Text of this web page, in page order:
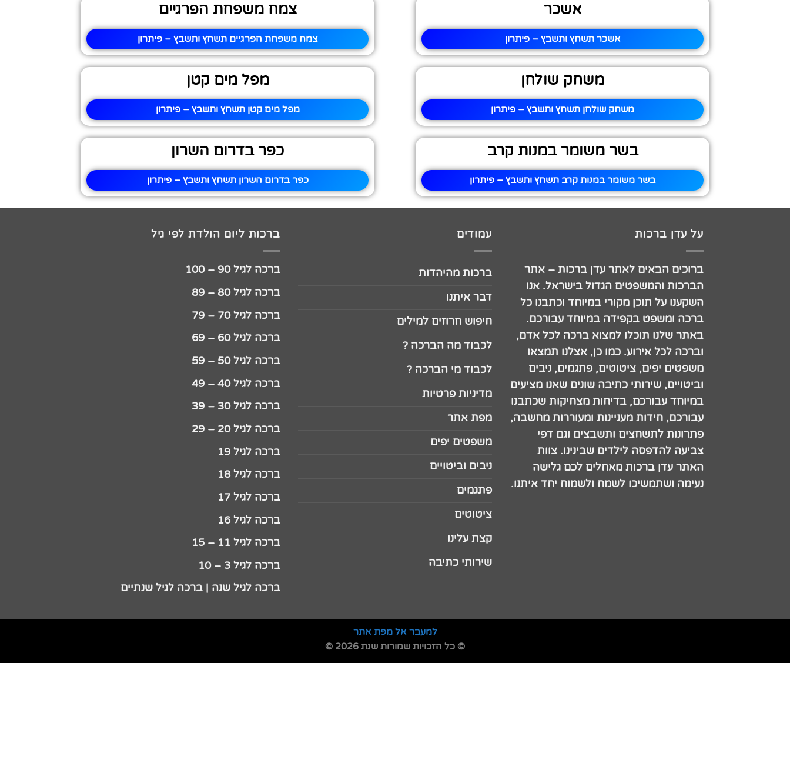
אשכר
אשכר תשחץ ותשבץ – פיתרון
צמח משפחת הפרגיים
צמח משפחת הפרגיים תשחץ ותשבץ – פיתרון
משחק שולחן
משחק שולחן תשחץ ותשבץ – פיתרון
מפל מים קטן
מפל מים קטן תשחץ ותשבץ – פיתרון
בשר משומר במנות קרב
בשר משומר במנות קרב תשחץ ותשבץ – פיתרון
כפר בדרום השרון
כפר בדרום השרון תשחץ ותשבץ – פיתרון
על עדן ברכות
ברוכים הבאים לאתר עדן ברכות – אתר
הברכות והמשפטים הגדול בישראל. אנו
השקענו על תוכן מקורי במיוחד וכתבנו כל
ברכה ומשפט בקפידה במיוחד עבורכם.
באתר שלנו תוכלו למצוא ברכה לכל אדם,
וברכה לכל אירוע. כמו כן, אצלנו תמצאו
משפטים יפים, ציטוטים, פתגמים, ניבים
וביטויים, שירותי כתיבה שונים שאנו מציעים
במיוחד עבורכם, בדיחות מצחיקות שכתבנו
עבורכם, חידות מעניינות ומעוררות מחשבה,
פתרונות לתשחצים ותשבצים וגם דפי
צביעה להדפסה לילדים שבינינו. צוות
האתר עדן ברכות מאחלים לכם גלישה
נעימה ושתמשיכו לשמח ולשמוח יחד איתנו.
עמודים
ברכות מהיהדות
דבר איתנו
חיפוש חרוזים למילים
לכבוד מה הברכה ?
לכבוד מי הברכה ?
מדיניות פרטיות
מפת אתר
משפטים יפים
ניבים וביטויים
פתגמים
ציטוטים
קצת עלינו
שירותי כתיבה
ברכות ליום הולדת לפי גיל
ברכה לגיל 90 – 100
ברכה לגיל 80 – 89
ברכה לגיל 70 – 79
ברכה לגיל 60 – 69
ברכה לגיל 50 – 59
ברכה לגיל 40 – 49
ברכה לגיל 30 – 39
ברכה לגיל 20 – 29
ברכה לגיל 19
ברכה לגיל 18
ברכה לגיל 17
ברכה לגיל 16
ברכה לגיל 11 – 15
ברכה לגיל 3 – 10
ברכה לגיל שנה | ברכה לגיל שנתיים
למעבר אל מפת אתר
© כל הזכויות שמורות שנת 2026 ©